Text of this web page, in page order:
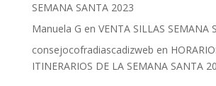
SEMANA SANTA 2023
Manuela G en VENTA SILLAS SEMANA
consejocofradiascadizweb en
ITINERARIOS DE LA SEMANA SANTA